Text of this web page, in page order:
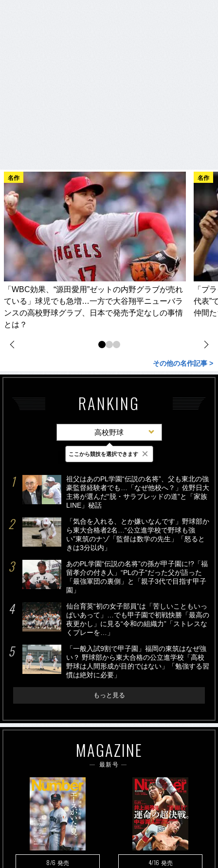
名作
「WBC効果、“源田愛用”ゼットの内野グラブが売れ
ている」球児でも急増…一方で大谷翔平ニューバラ
ンスの高校野球グラブ、日本で発売予定なしの事情
とは？
名作
「プ
代表”
仲間
その他の名作記事 >
RANKING
高校野球
最新 24時間 週間
祖父はあのPL学園“伝説の名将”、父も東北の強
豪監督経験者でも…「なぜ他校へ？」佐野日大
主将が選んだ“脱・サラブレッドの道”と「家族
LINE」秘話
「気合を入れる、とか嫌いなんです」野球部か
ら東大合格者2名…“公立進学校で野球も強
い”東筑のナゾ「監督は数学の先生」「怒ると
きは3分以内」
あのPL学園“伝説の名将”の孫が甲子園に!?「福
留孝介の付き人」“PLの子”だった父が語った
「最強軍団の裏側」と「親子3代で目指す甲子
園」
仙台育英“初の女子部員”は「苦しいこともいっ
ぱいあって」…でも甲子園で初戦快勝「最高の
夜更かし」に見る“令和の組織力”「ストレスな
くプレーを…」
「一般入試9割で甲子園」福岡の東筑はなぜ強
い？ 野球部から東大合格の公立進学校「高校
野球は人間形成が目的ではない」「勉強する習
慣は絶対に必要」
もっと見る
MAGAZINE
最新号
8/6 発売 4/16 発売
ここから競技を選択できます ×